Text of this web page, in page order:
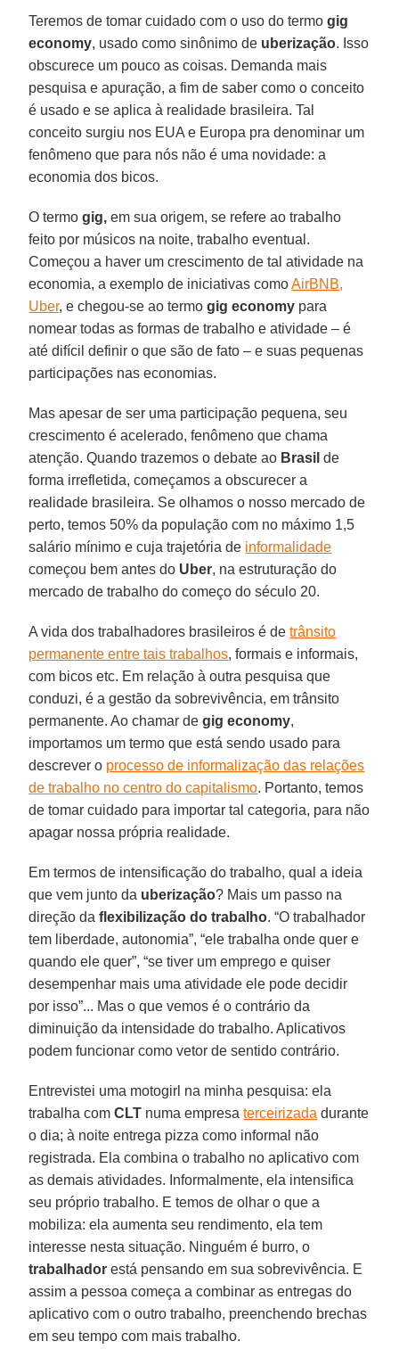
Teremos de tomar cuidado com o uso do termogig
economy, usado como sinônimo de uberização. Isso
obscurece um pouco as coisas. Demanda mais
pesquisa e apuração, a fim de saber como o conceito
é usado e se aplica à realidade brasileira. Tal
conceito surgiu nos EUA e Europa pra denominar um
fenômeno que para nós não é uma novidade: a
economia dos bicos.
O termogig, em sua origem, se refere ao trabalho
feito por músicos na noite, trabalho eventual.
Começou a haver um crescimento de tal atividade na
economia, a exemplo de iniciativas comoAirBNB,
Uber, e chegou-se ao termogig economy para
nomear todas as formas de trabalho e atividade – é
até difícil definir o que são de fato – e suas pequenas
participações nas economias.
Mas apesar de ser uma participação pequena, seu
crescimento é acelerado, fenômeno que chama
atenção. Quando trazemos o debate ao Brasil de
forma irrefletida, começamos a obscurecer a
realidade brasileira. Se olhamos o nosso mercado de
perto, temos 50% da população com no máximo 1,5
salário mínimo e cuja trajetória de informalidade
começou bem antes do Uber, na estruturação do
mercado de trabalho do começo do século 20.
A vida dos trabalhadores brasileiros é detrânsito
permanente entre tais trabalhos, formais e informais,
com bicos etc. Em relação à outra pesquisa que
conduzi, é a gestão da sobrevivência, em trânsito
permanente. Ao chamar degig economy,
importamos um termo que está sendo usado para
descrever o processo de informalização das relações
de trabalho no centro do capitalismo. Portanto, temos
de tomar cuidado para importar tal categoria, para não
apagar nossa própria realidade.
Em termos de intensificação do trabalho, qual a ideia
que vem junto da uberização? Mais um passo na
direção daflexibilização do trabalho. “O trabalhador
tem liberdade, autonomia”, “ele trabalha onde quer e
quando ele quer”, “se tiver um emprego e quiser
desempenhar mais uma atividade ele pode decidir
por isso”... Mas o que vemos é o contrário da
diminuição da intensidade do trabalho. Aplicativos
podem funcionar como vetor de sentido contrário.
Entrevistei uma motogirl na minha pesquisa: ela
trabalha comCLT numa empresaterceirizada durante
o dia; à noite entrega pizza como informal não
registrada. Ela combina o trabalho no aplicativo com
as demais atividades. Informalmente, ela intensifica
seu próprio trabalho. E temos de olhar o que a
mobiliza: ela aumenta seu rendimento, ela tem
interesse nesta situação. Ninguém é burro, o
trabalhador está pensando em sua sobrevivência. E
assim a pessoa começa a combinar as entregas do
aplicativo com o outro trabalho, preenchendo brechas
em seu tempo com mais trabalho.